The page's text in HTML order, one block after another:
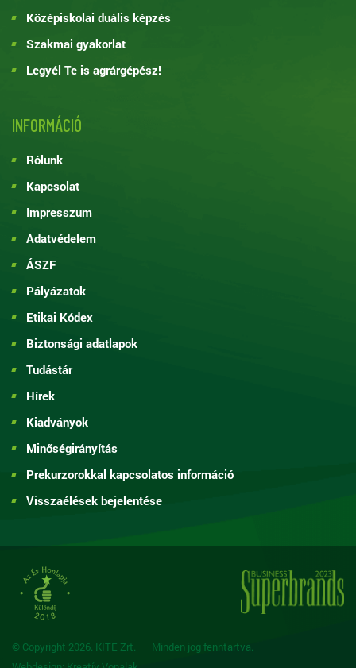
Középiskolai duális képzés
Szakmai gyakorlat
Legyél Te is agrárgépész!
INFORMÁCIÓ
Rólunk
Kapcsolat
Impresszum
Adatvédelem
ÁSZF
Pályázatok
Etikai Kódex
Biztonsági adatlapok
Tudástár
Hírek
Kiadványok
Minőségirányítás
Prekurzorokkal kapcsolatos információ
Visszaélések bejelentése
© Copyright 2026. KITE Zrt.
Minden jog fenntartva.